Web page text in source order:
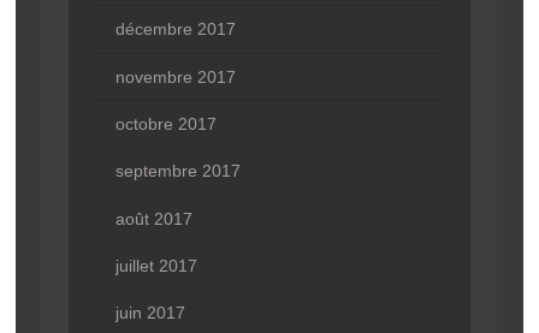
décembre 2017
novembre 2017
octobre 2017
septembre 2017
août 2017
juillet 2017
juin 2017